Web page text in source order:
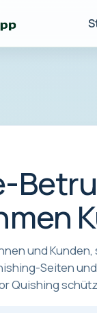
und
Seiten
Quishing